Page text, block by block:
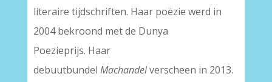
literaire tijdschriften. Haar poëzie werd in
2004 bekroond met de Dunya
Poezieprijs. Haar
debuutbundel Machandelverscheen in 2013.